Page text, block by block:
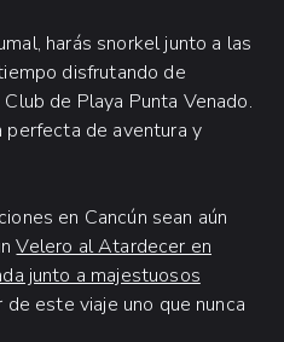
harás snorkel junto a las
disfrutando de
de Playa Punta Venado.
perfecta de aventura y
en Cancún sean aún
Velero al Atardecer en
junto a majestuosos
de este viaje uno que nunca